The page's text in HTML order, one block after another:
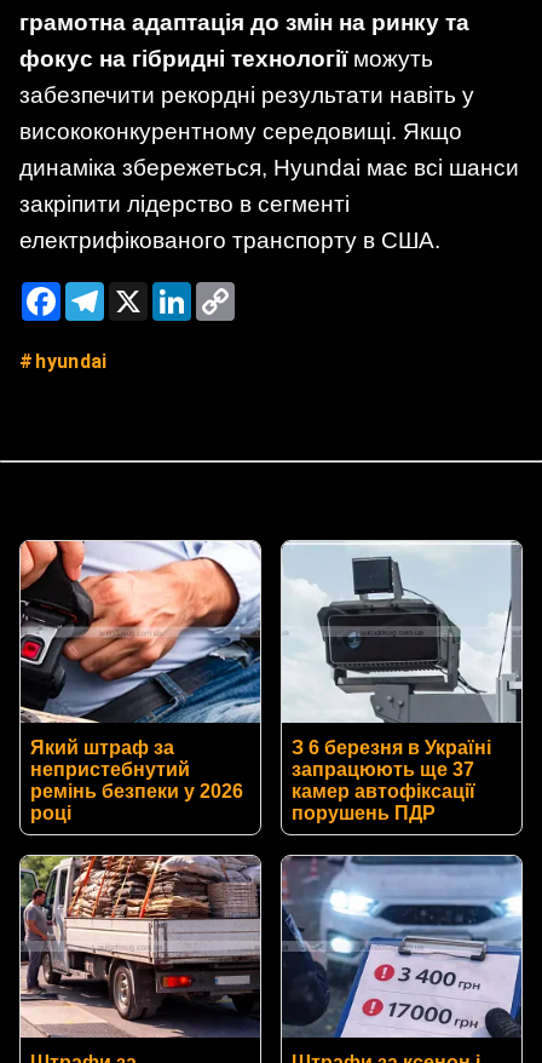
грамотна адаптація до змін на ринку та
фокус на гібридні технологіїможуть
забезпечити рекордні результати навіть у
висококонкурентному середовищі. Якщо
динаміка збережеться, Hyundai має всі шанси
закріпити лідерство в сегменті
електрифікованого транспорту в США.
FacebookTelegram
X LinkedIn
hyundai
Який штраф за
непристебнутий
ремінь безпеки у 2026
році
З 6 березня в Україні
запрацюють ще 37
камер автофіксації
порушень ПДР